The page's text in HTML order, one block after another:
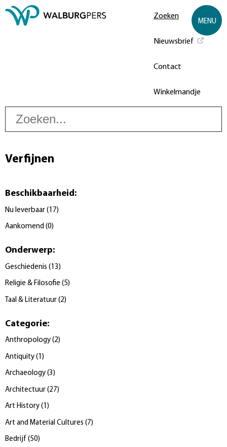
Zoeken
Nieuwsbrief
Contact
Winkelmandje
MENU
Verfijnen
Beschikbaarheid:
Nu leverbaar (17)
Aankomend (0)
Onderwerp:
Geschiedenis (13)
Religie & Filosofie (5)
Taal & Literatuur (2)
Categorie:
Anthropology (2)
Antiquity (1 )
Archaeology (3)
Architectuur (27)
Art History (1 )
Art and Material Cultures (7)
Bedrijf (50)